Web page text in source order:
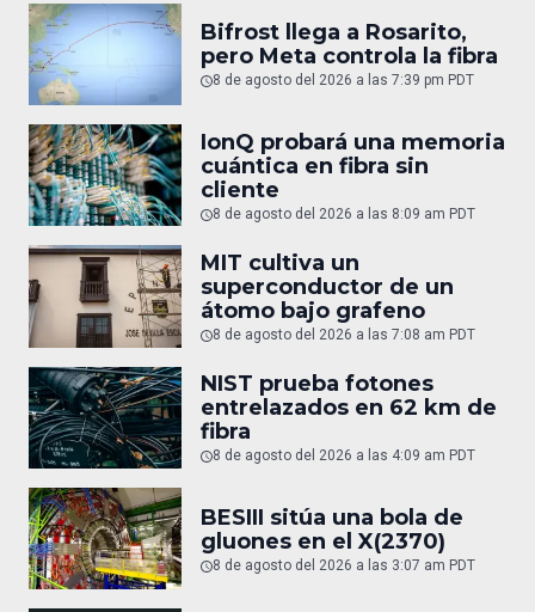
Bifrost llega a Rosarito,
pero Meta controla la fibra
8 de agosto del 2026 a las 7:39 pm PDT
IonQ probará una memoria
cuántica en fibra sin
cliente
8 de agosto del 2026 a las 8:09 am PDT
MIT cultiva un
superconductor de un
átomo bajo grafeno
8 de agosto del 2026 a las 7:08 am PDT
NIST prueba fotones
entrelazados en 62 km de
fibra
8 de agosto del 2026 a las 4:09 am PDT
BESIII sitúa una bola de
gluones en el X(2370)
8 de agosto del 2026 a las 3:07 am PDT